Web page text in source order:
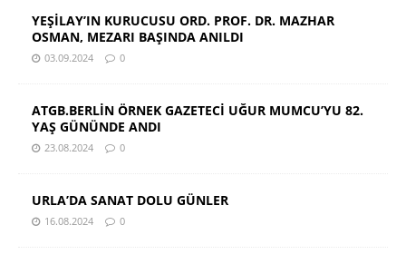
YEŞİLAY’IN KURUCUSU ORD. PROF. DR. MAZHAR
OSMAN, MEZARI BAŞINDA ANILDI
03.09.2024 0
ATGB.BERLİN ÖRNEK GAZETECİ UĞUR MUMCU’YU 82.
YAŞ GÜNÜNDE ANDI
23.08.2024 0
URLA’DA SANAT DOLU GÜNLER
16.08.2024 0